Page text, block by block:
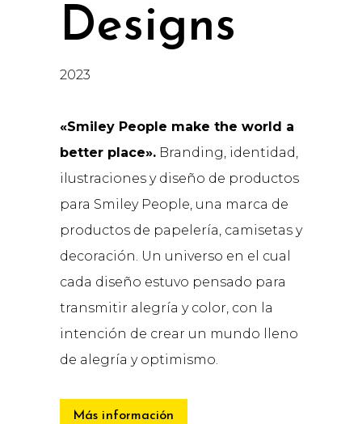
Designs
2023
«Smiley People make the world a
better place». Branding, identidad,
ilustraciones y diseño de productos
para Smiley People, una marca de
productos de papelería, camisetas y
decoración. Un universo en el cual
cada diseño estuvo pensado para
transmitir alegría y color, con la
intención de crear un mundo lleno
de alegría y optimismo.
Más información